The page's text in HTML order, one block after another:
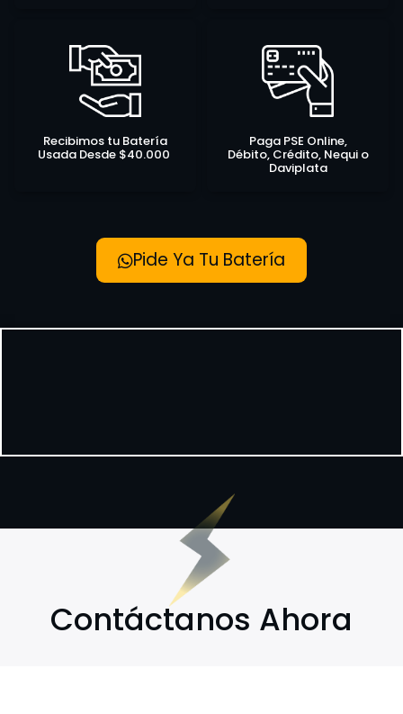
Recibimos tu Batería
Usada Desde $40.000
Paga PSE Online,
Débito, Crédito, Nequi o
Daviplata
Pide Ya Tu Batería
Contáctanos Ahora